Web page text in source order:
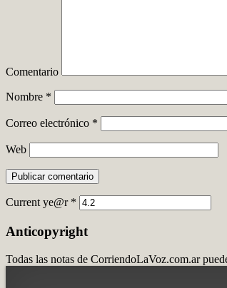
Comentario
Nombre *
Correo electrónico *
Web
Current ye@r *
Anticopyright
Todas las notas de CorriendoLaVoz.com.ar